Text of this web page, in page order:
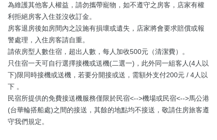
為維護其他客人權益，請勿攜帶寵物，如不遵守之房客，店家有權
利拒絕房客入住並沒收訂金。
房客退房後如房間內之設施有損壞或遺失，店家將會要求賠償或報
警處理，入住房客請自重。
請依房型人數住宿，超出人數，每人加收500元（清潔費）。
只住宿一天可自行選擇接機或送機(二選一)，此外同一組客人(4人以
下)限同時接機或送機，若要分開接或送，需額外支付200元 / 4人以
下 。
民宿所提供的免費接送機服務僅限於民宿<-->機場或民宿<-->馬公港
(台華輪搭船處)之間的接送，其餘的地點均不接送，敬請住房旅客遵
守我們規定。